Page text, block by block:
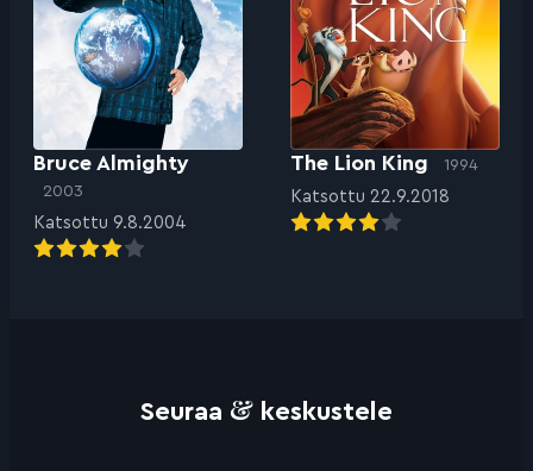
Bruce Almighty
2003
Katsottu 9.8.2004
The Lion King 1994
Katsottu 22.9.2018
Seuraa & keskustele